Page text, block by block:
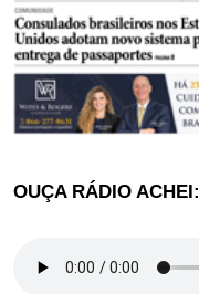
OUÇA RÁDIO ACHEI: